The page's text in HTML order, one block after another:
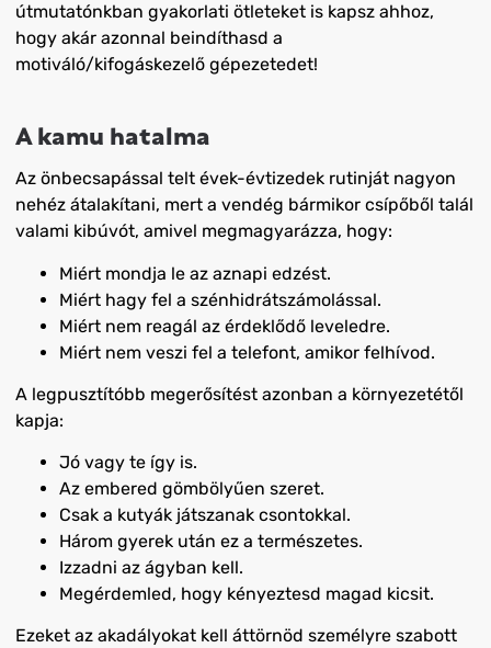
útmutatónkban gyakorlati ötleteket is kapsz ahhoz,
hogy akár azonnal beindíthasd a
motiváló/kifogáskezelő gépezetedet!
A kamu hatalma
Az önbecsapással telt évek-évtizedek rutinját nagyon
nehéz átalakítani, mert a vendég bármikor csípőből talál
valami kibúvót, amivel megmagyarázza, hogy:
Miért mondja le az aznapi edzést.
Miért hagy fel a szénhidrátszámolással.
Miért nem reagál az érdeklődő leveledre.
Miért nem veszi fel a telefont, amikor felhívod.
A legpusztítóbb megerősítést azonban a környezetétől
kapja:
Jó vagy te így is.
Az embered gömbölyűen szeret.
Csak a kutyák játszanak csontokkal.
Három gyerek után ez a természetes.
Izzadni az ágyban kell.
Megérdemled, hogy kényeztesd magad kicsit.
Ezeket az akadályokat kell áttörnöd személyre szabott